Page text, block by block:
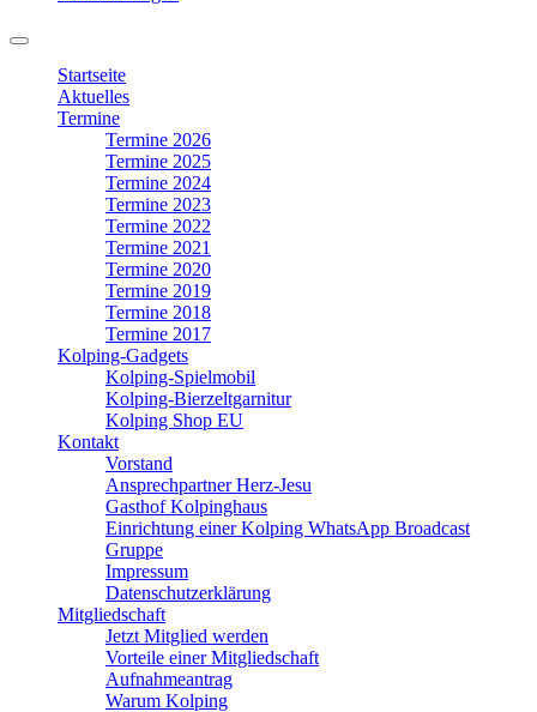
Suchfeld
ein-/ausblenden
Startseite
Aktuelles
Termine
Termine 2026
Termine 2025
Termine 2024
Termine 2023
Termine 2022
Termine 2021
Termine 2020
Termine 2019
Termine 2018
Termine 2017
Kolping-Gadgets
Kolping-Spielmobil
Kolping-Bierzeltgarnitur
Kolping Shop EU
Kontakt
Vorstand
Ansprechpartner Herz-Jesu
Gasthof Kolpinghaus
Einrichtung einer Kolping WhatsApp Broadcast
Gruppe
Impressum
Datenschutzerklärung
Mitgliedschaft
Jetzt Mitglied werden
Vorteile einer Mitgliedschaft
Aufnahmeantrag
Warum Kolping